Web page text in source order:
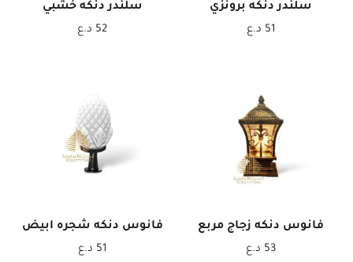
سلندر دنكه برونزي
51 د.ع
سلندر دنكه خشبي
52 د.ع
فانوس دنكه زجاج مربع
53 د.ع
فانوس دنكه شجره ابيض
51 د.ع